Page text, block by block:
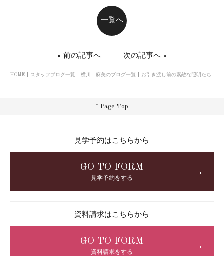
一覧へ
« 前の記事へ｜ 次の記事へ»
HOME スタッフブログ一覧 横川 麻美のブログ一覧 お引き渡し前の素敵な照明たち
↑ Page Top
見学予約はこちらから
GO TO FORM
見学予約をする
→
資料請求はこちらから
GO TO FORM
資料請求をする
→